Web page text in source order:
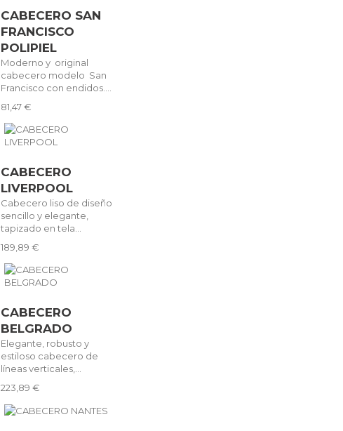
CABECERO SAN
FRANCISCO
POLIPIEL
Moderno y original
cabecero modelo San
Francisco con endidos....
81,47 €
CABECERO
LIVERPOOL
Cabecero liso de diseño
sencillo y elegante,
tapizado en tela...
189,89 €
CABECERO
BELGRADO
Elegante, robusto y
estiloso cabecero de
líneas verticales,...
223,89 €